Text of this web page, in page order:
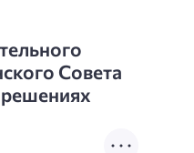
Совета